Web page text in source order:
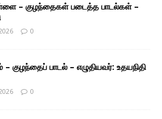
– குழந்தைகள் படைத்த பாடல்கள் –
0
குழந்தைப் பாடல் – எழுதியவர்: உதயநிதி
0